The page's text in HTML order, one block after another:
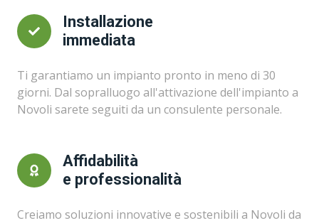
Installazione
immediata
Ti garantiamo un impianto pronto in meno di 30
giorni. Dal sopralluogo all'attivazione dell'impianto a
Novoli sarete seguiti da un consulente personale.
Affidabilità
e professionalità
Creiamo soluzioni innovative e sostenibili a Novoli da